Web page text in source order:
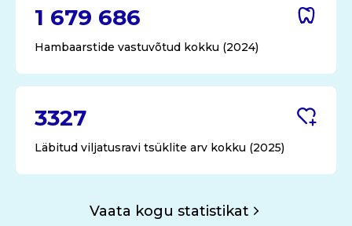
1 679 686
Hambaarstide vastuvõtud kokku (2024)
3327
Läbitud viljatusravi tsüklite arv kokku (2025)
Vaata kogu statistikat